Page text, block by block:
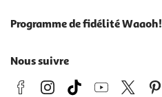
Programme de fidélité Waaoh!
Nous suivre